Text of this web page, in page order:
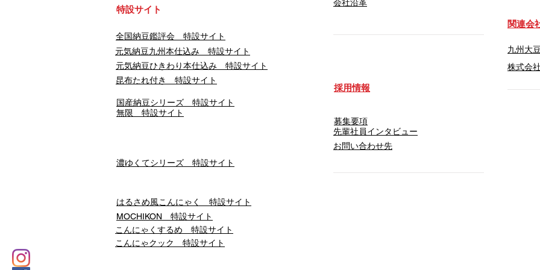
​特設サイト
会社沿革
関連会
​全国納豆鑑評会 特設サイト
​元気納豆九州本仕込み 特設サイト
元気納豆ひきわり本仕込み 特設サイト
昆布たれ付き 特設サイト
九州大
株式会
採用情報
国産納豆シリーズ 特設サイト
無限 特設サイト
募集要項
先輩社員インタビュー
​お問い合わせ先
濃ゆくてシリーズ 特設サイト
はるさめ風こんにゃく 特設サイト
​MOCHIKON 特設サイト
こんにゃくするめ 特設サイト
こんにゃクック 特設サイト